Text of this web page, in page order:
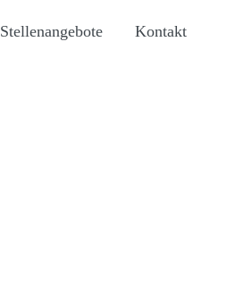
Stellenangebote Kontakt